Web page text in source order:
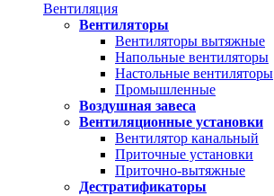
Вентиляция
Вентиляторы
Вентиляторы вытяжные
Напольные вентиляторы
Настольные вентиляторы
Промышленные
Воздушная завеса
Вентиляционные установки
Вентилятор канальный
Приточные установки
Приточно-вытяжные
Дестратификаторы